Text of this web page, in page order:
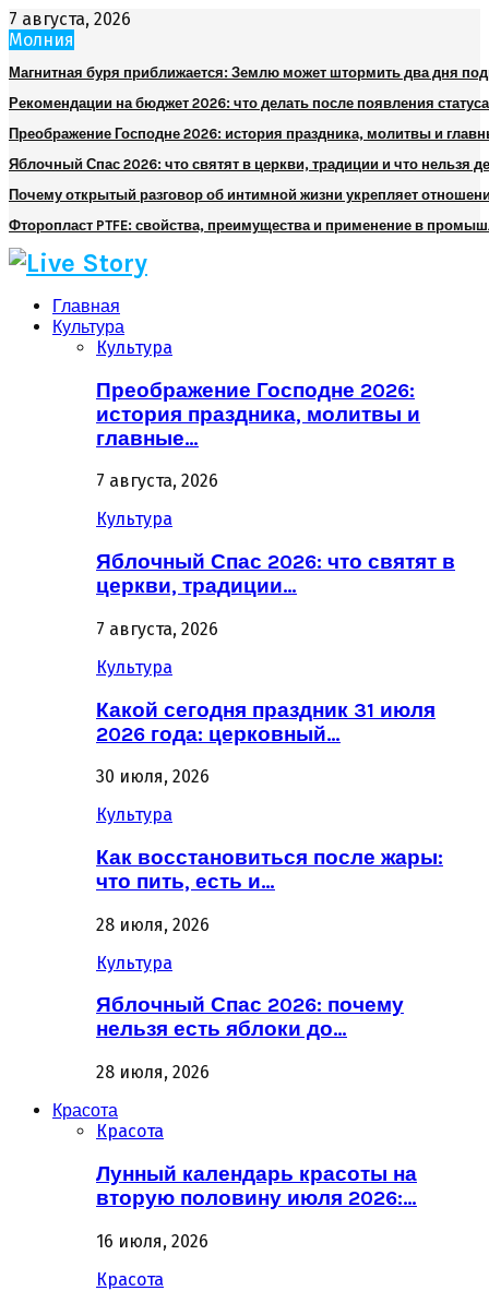
7 августа, 2026
Молния
Магнитная буря приближается: Землю может штормить два дня
Рекомендации на бюджет 2026: что делать после появления
Преображение Господне 2026: история праздника, молитвы и
Яблочный Спас 2026: что святят в церкви, традиции и что нельзя
Почему открытый разговор об интимной жизни укрепляет
Фторопласт PTFE: свойства, преимущества и применение в
Главная
Культура
Культура
Преображение Господне 2026:
история праздника, молитвы и
главные…
7 августа, 2026
Культура
Яблочный Спас 2026: что святят в
церкви, традиции…
7 августа, 2026
Культура
Какой сегодня праздник 31 июля
2026 года: церковный…
30 июля, 2026
Культура
Как восстановиться после жары:
что пить, есть и…
28 июля, 2026
Культура
Яблочный Спас 2026: почему
нельзя есть яблоки до…
28 июля, 2026
Красота
Красота
Лунный календарь красоты на
вторую половину июля 2026:…
16 июля, 2026
Красота